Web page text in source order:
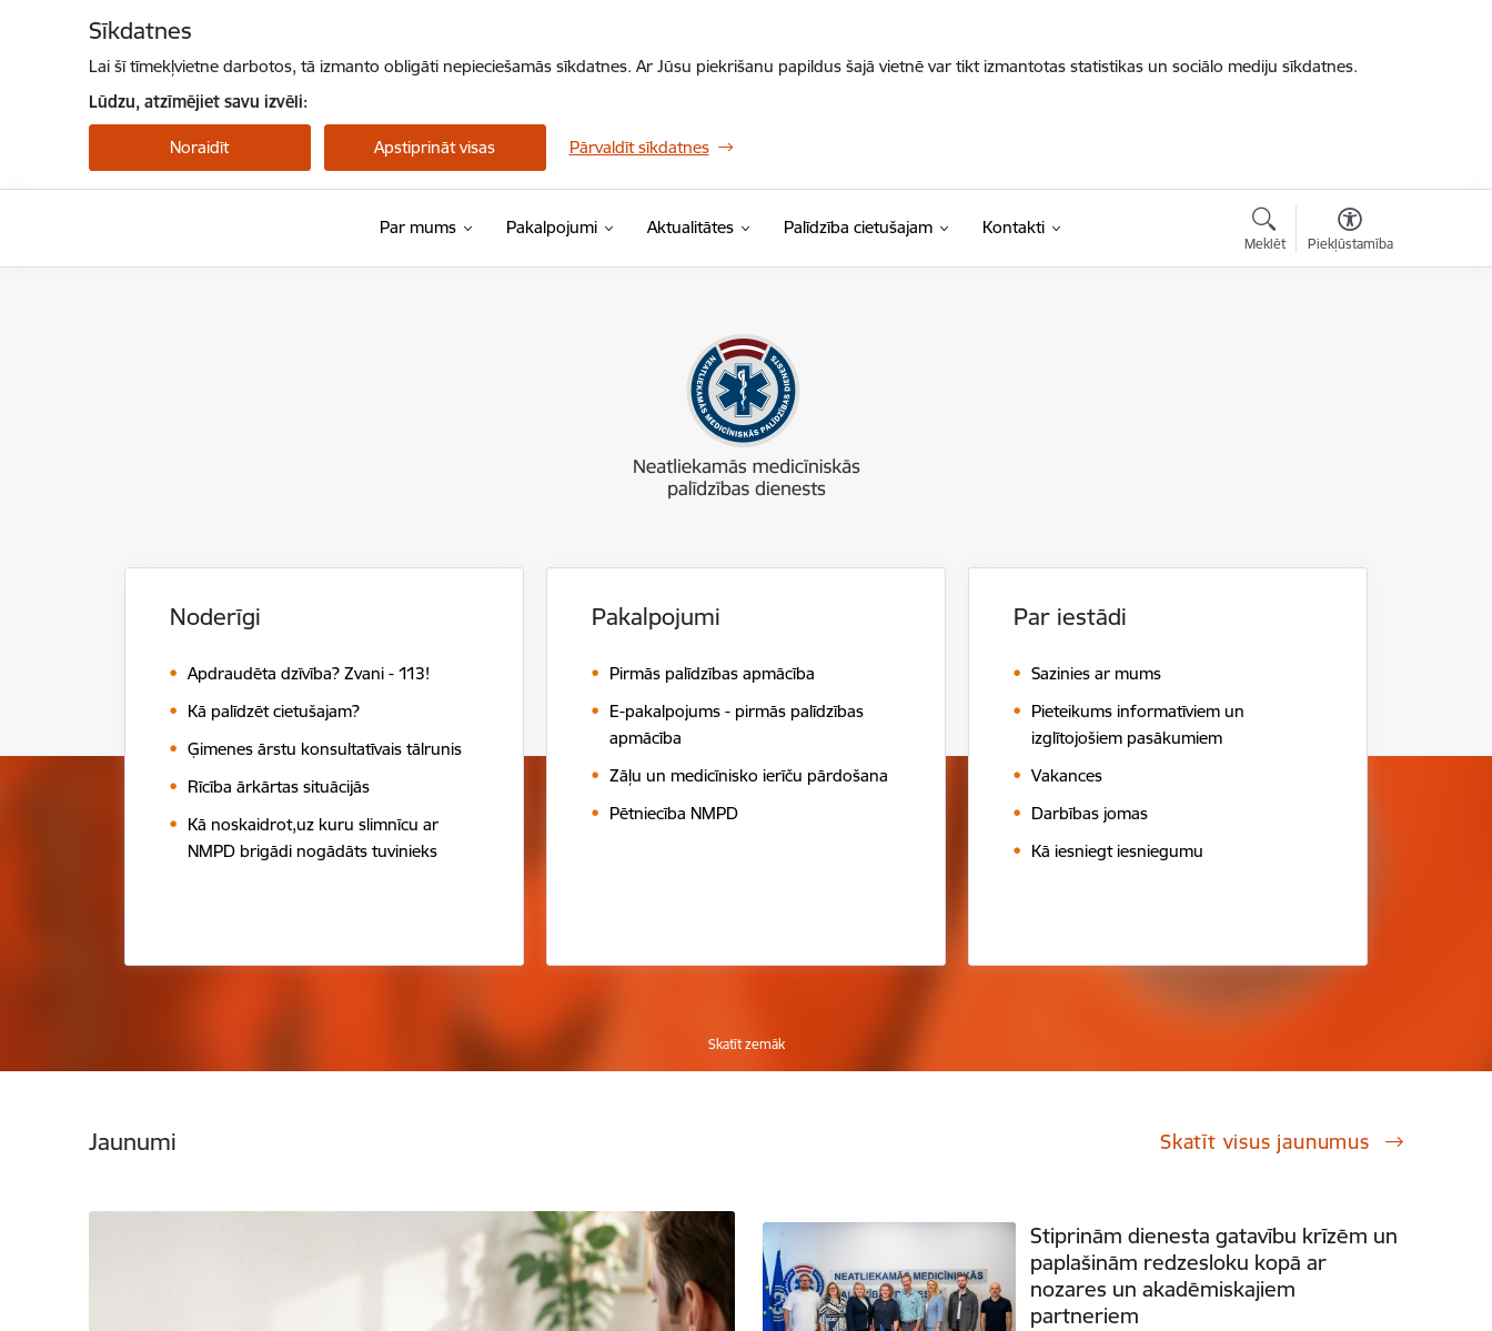
Sīkdatnes
Lai šī tīmekļvietne darbotos, tā izmanto obligāti nepieciešamās sīkdatnes. Ar Jūsu piekrišanu papildus šajā vietnē var tikt izmantotas statistikas un sociālo mediju sīkdatnes.
Lūdzu, atzīmējiet savu izvēli:
Noraidīt Apstiprināt visas Pārvaldīt sīkdatnes
Par mums Pakalpojumi Aktualitātes Palīdzība cietušajam Kontakti
Meklēt Piekļūstamība
Noderīgi
Apdraudēta dzīvība? Zvani - 113!
Kā palīdzēt cietušajam?
Ģimenes ārstu konsultatīvais tālrunis
Rīcība ārkārtas situācijās
Kā noskaidrot,uz kuru slimnīcu ar
NMPD brigādi nogādāts tuvinieks
Pakalpojumi
Pirmās palīdzības apmācība
E-pakalpojums - pirmās palīdzības
apmācība
Zāļu un medicīnisko ierīču pārdošana
Pētniecība NMPD
Par iestādi
Sazinies ar mums
Pieteikums informatīviem un
izglītojošiem pasākumiem
Vakances
Darbības jomas
Kā iesniegt iesniegumu
Skatīt zemāk
Jaunumi Skatīt visus jaunumus
Stiprinām dienesta gatavību krīzēm un
paplašinām redzesloku kopā ar
nozares un akadēmiskajiem
partneriem